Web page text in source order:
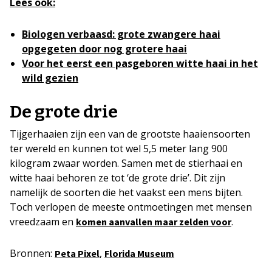
Biologen verbaasd: grote zwangere haai
opgegeten door nog grotere haai
Voor het eerst een pasgeboren witte haai in het
wild gezien
De grote drie
Tijgerhaaien zijn een van de grootste haaiensoorten
ter wereld en kunnen tot wel 5,5 meter lang 900
kilogram zwaar worden. Samen met de stierhaai en
witte haai behoren ze tot ‘de grote drie’. Dit zijn
namelijk de soorten die het vaakst een mens bijten.
Toch verlopen de meeste ontmoetingen met mensen
vreedzaam en komen aanvallen maar zelden voor.
Bronnen: Peta Pixel, Florida Museum